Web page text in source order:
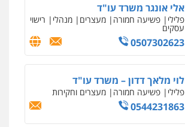
גיל דביר – משרד עורכי דין
פלילי פשיעה כלכלית צווארון לבן
0506217771
פלילי בטחוני צבאי נזיקין
0547780927
אלי אונגר משרד עו"ד
פלילי פשיעה חמורה מעצרים מנהלי רישוי
עסקים
0507302623
לוי מלאך דדון – משרד עו"ד
פלילי פשיעה חמורה מעצרים וחקירות
0544231863
מחיקת כתבות מגוגל ודחיקת אזכורים
שליליים
שירותים מקצועיים לעורכי דין
0522508109
אחסון אתרים
מקצועיים לעורכי דין